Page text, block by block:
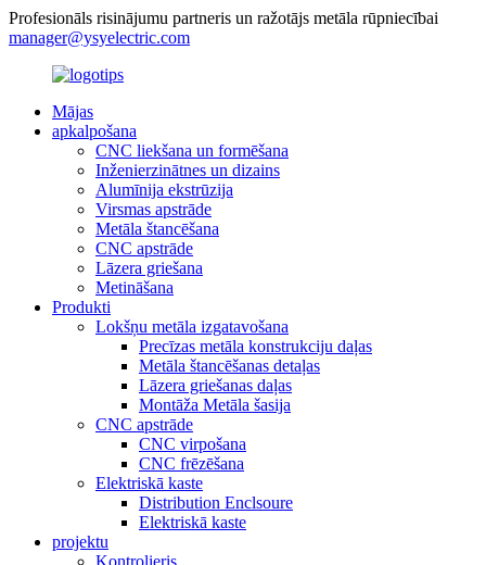
Profesionāls risinājumu partneris un ražotājs metāla rūpniecībai
manager@ysyelectric.com
Mājas
apkalpošana
CNC liekšana un formēšana
Inženierzinātnes un dizains
Alumīnija ekstrūzija
Virsmas apstrāde
Metāla štancēšana
CNC apstrāde
Lāzera griešana
Metināšana
Produkti
Lokšņu metāla izgatavošana
Precīzas metāla konstrukciju daļas
Metāla štancēšanas detaļas
Lāzera griešanas daļas
Montāža Metāla šasija
CNC apstrāde
CNC virpošana
CNC frēzēšana
Elektriskā kaste
Distribution Enclsoure
Elektriskā kaste
projektu
Kontrolieris